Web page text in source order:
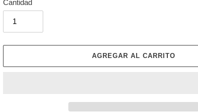
Cantidad
AGREGAR AL CARRITO